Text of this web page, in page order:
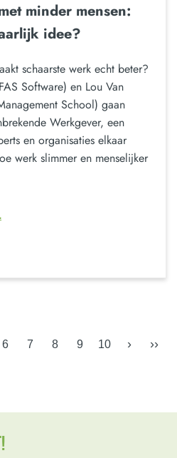
minder mensen:
idee?
schaarste werk echt beter?
Software) en Lou Van
School) gaan
Werkgever, een
en organisaties elkaar
werk slimmer en menselijker
6 7 8 9 10 › ››